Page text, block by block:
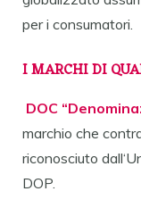
per i consumatori.
I MARCHI DI
DOC
marchio che
riconosciuto
DOP.